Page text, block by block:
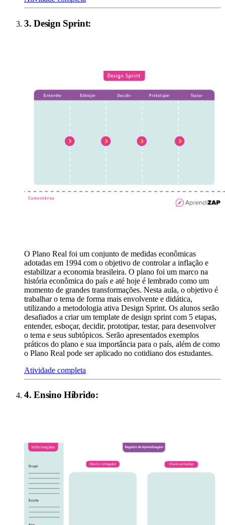
3.Design Sprint:
O Plano Real foi um conjunto de medidas econômicas
adotadas em 1994 com o objetivo de controlar a inflação e
estabilizar a economia brasileira. O plano foi um marco na
história econômica do país e até hoje é lembrado como um
momento de grandes transformações. Nesta aula, o objetivo é
trabalhar o tema de forma mais envolvente e didática,
utilizando a metodologia ativa Design Sprint. Os alunos serão
desafiados a criar um template de design sprint com 5 etapas,
entender, esboçar, decidir, prototipar, testar, para desenvolver
o tema e seus subtópicos. Serão apresentados exemplos
práticos do plano e sua importância para o país, além de como
o Plano Real pode ser aplicado no cotidiano dos estudantes.
Atividade completa
4.Ensino Híbrido: